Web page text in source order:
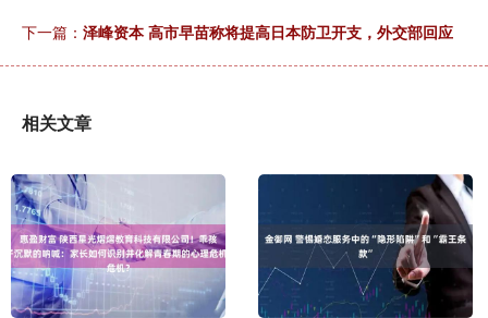
下一篇： 泽峰资本 高市早苗称将提高日本防卫开支，外交部回应
相关文章